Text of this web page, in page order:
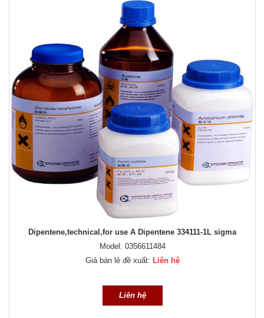
Dipentene,technical,for use A Dipentene 334111-1L sigma
Model: 0356611484
Giá bán lẻ đề xuất: Liên hệ
Liên hệ